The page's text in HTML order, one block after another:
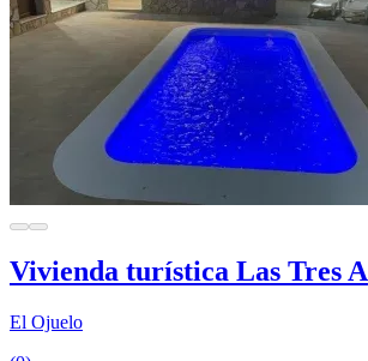
Vivienda turística Las Tres A
El Ojuelo